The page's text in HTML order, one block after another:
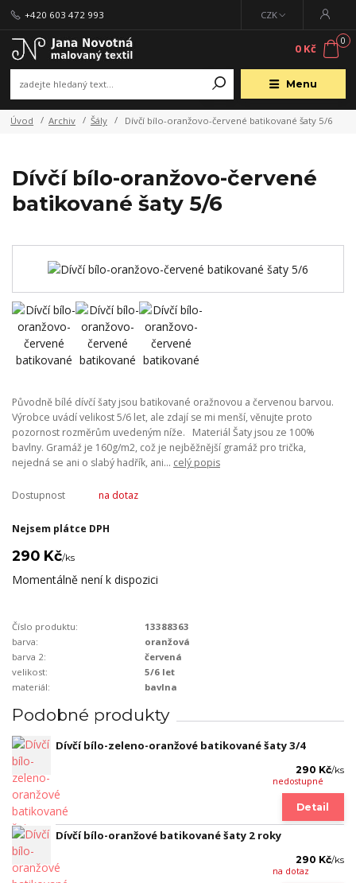
Menu
CZK
+420 603 472 993
0
0 Kč
Úvod Archiv Šály Dívčí bílo-oranžovo-červené batikované šaty 5/6
Dívčí bílo-oranžovo-červené
batikované šaty 5/6
Původně bílé dívčí šaty jsou batikované oražnovou a červenou barvou.
Výrobce uvádí velikost 5/6 let, ale zdají se mi menší, věnujte proto
pozornost rozměrům uvedeným níže. Materiál Šaty jsou ze 100%
bavlny. Gramáž je 160g/m2, což je nejběžnější gramáž pro trička,
nejedná se ani o slabý hadřík, ani... celý popis
Dostupnost na dotaz
Nejsem plátce DPH
290 Kč/ks
Momentálně není k dispozici
Číslo produktu:
13388363
barva:
oranžová
barva 2:
červená
velikost:
5/6 let
materiál:
bavlna
Podobné produkty
Dívčí bílo-zeleno-oranžové batikované šaty 3/4
290 Kč/ks
nedostupné
Detail
Dívčí bílo-oranžové batikované šaty 2 roky
290 Kč/ks
na dotaz